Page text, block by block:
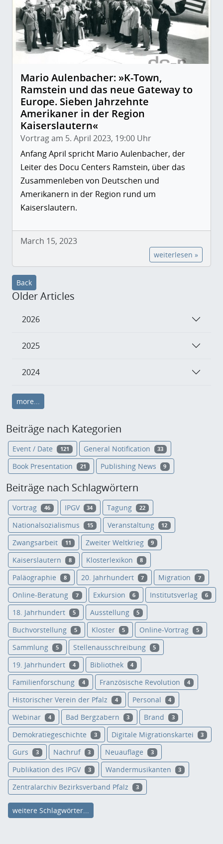
Mario Aulenbacher: »K-Town,
Ramstein und das neue Gateway to
Europe. Sieben Jahrzehnte
Amerikaner in der Region
Kaiserslautern«
Vortrag am 5. April 2023, 19:00 Uhr
Anfang April spricht Mario Aulenbacher, der
Leiter des Docu Centers Ramstein, über das
Zusammenleben von Deutschen und
Amerikanern in der Region rund um
Kaiserslautern.
March 15, 2023
weiterlesen »
Back
Older Articles
2026
2025
2024
more...
Beiträge nach Kategorien
Event / Date 121 General Notification 33
Book Presentation 21 Publishing News 9
Beiträge nach Schlagwörtern
Vortrag 46 IPGV 34 Tagung 22
Nationalsozialismus 15 Veranstaltung 12
Zwangsarbeit 11 Zweiter Weltkrieg 9
Kaiserslautern 8 Klosterlexikon 8
Paläographie 8 20. Jahrhundert 7 Migration 7
Online-Beratung 7 Exkursion 6 Institutsverlag 6
18. Jahrhundert 5 Ausstellung 5
Buchvorstellung 5 Kloster 5 Online-Vortrag 5
Sammlung 5 Stellenausschreibung 5
19. Jahrhundert 4 Bibliothek 4
Familienforschung 4 Französische Revolution 4
Historischer Verein der Pfalz 4 Personal 4
Webinar 4 Bad Bergzabern 3 Brand 3
Demokratiegeschichte 3 Digitale Migrationskartei 3
Gurs 3 Nachruf 3 Neuauflage 3
Publikation des IPGV 3 Wandermusikanten 3
Zentralarchiv Bezirksverband Pfalz 3
weitere Schlagwörter...